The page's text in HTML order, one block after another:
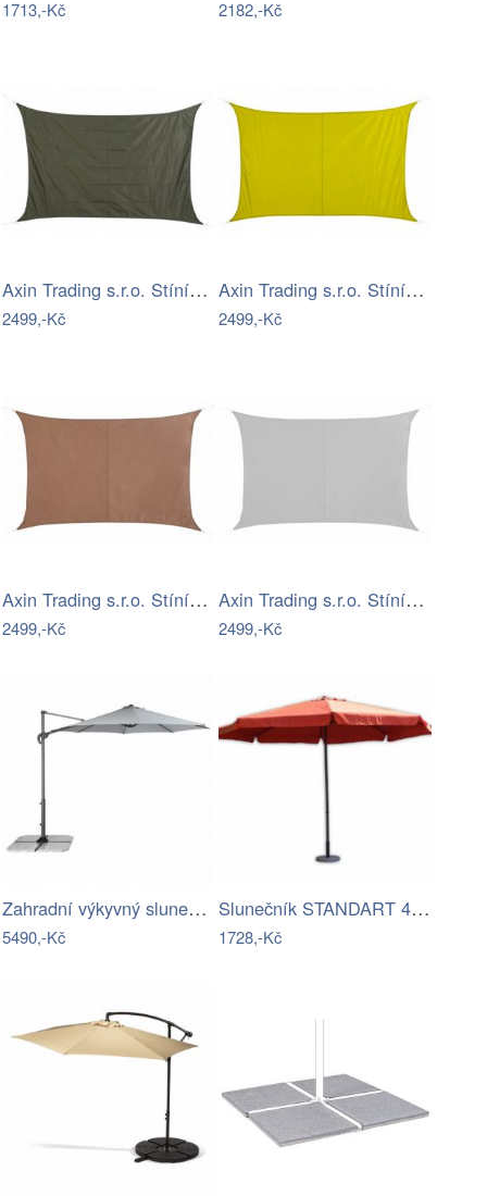
1713,-Kč 2182,-Kč
Axin Trading s.r.o. Stínící plachta…
2499,-Kč
Axin Trading s.r.o. Stínící plachta…
2499,-Kč
Axin Trading s.r.o. Stínící plachta…
2499,-Kč
Axin Trading s.r.o. Stínící plachta…
2499,-Kč
Zahradní výkyvný slunečník s boční tyčí…
5490,-Kč
Slunečník STANDART 4m ROJAPLAST
1728,-Kč